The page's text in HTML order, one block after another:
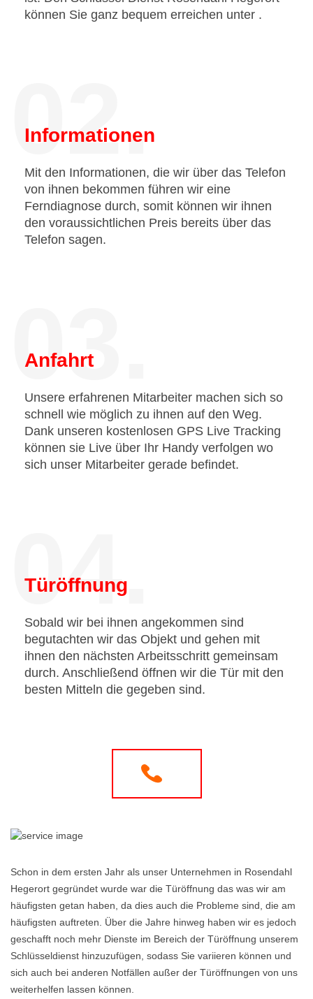
können Sie ganz bequem erreichen unter .
02.
Informationen
Mit den Informationen, die wir über das Telefon
von ihnen bekommen führen wir eine
Ferndiagnose durch, somit können wir ihnen
den voraussichtlichen Preis bereits über das
Telefon sagen.
03.
Anfahrt
Unsere erfahrenen Mitarbeiter machen sich so
schnell wie möglich zu ihnen auf den Weg.
Dank unseren kostenlosen GPS Live Tracking
können sie Live über Ihr Handy verfolgen wo
sich unser Mitarbeiter gerade befindet.
04.
Türöffnung
Sobald wir bei ihnen angekommen sind
begutachten wir das Objekt und gehen mit
ihnen den nächsten Arbeitsschritt gemeinsam
durch. Anschließend öffnen wir die Tür mit den
besten Mitteln die gegeben sind.
Schon in dem ersten Jahr als unser Unternehmen in Rosendahl
Hegerort gegründet wurde war die Türöffnung das was wir am
häufigsten getan haben, da dies auch die Probleme sind, die am
häufigsten auftreten. Über die Jahre hinweg haben wir es jedoch
geschafft noch mehr Dienste im Bereich der Türöffnung unserem
Schlüsseldienst hinzuzufügen, sodass Sie variieren können und
sich auch bei anderen Notfällen außer der Türöffnungen von uns
weiterhelfen lassen können.